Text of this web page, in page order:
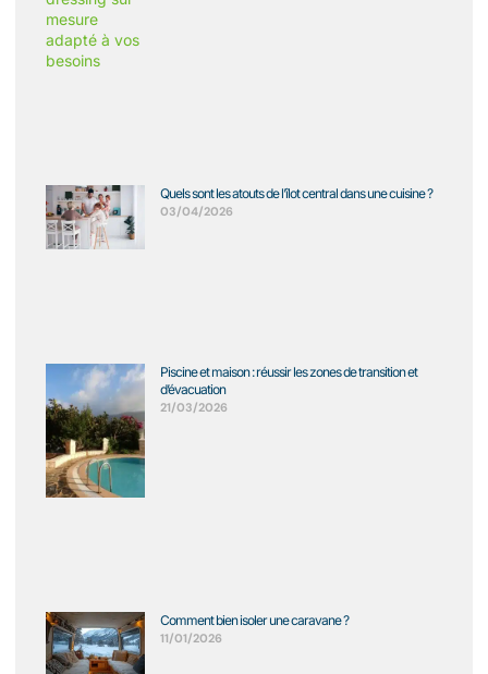
Quels sont les atouts de l’îlot central dans une cuisine ?
03/04/2026
Piscine et maison : réussir les zones de transition et
d’évacuation
21/03/2026
Comment bien isoler une caravane ?
11/01/2026